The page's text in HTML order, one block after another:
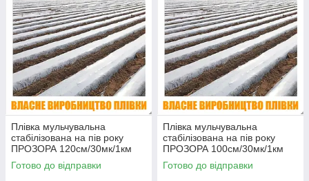
Плівка мульчувальна
стабілізована на пів року
ПРОЗОРА 120см/30мк/1км
Готово до відправки
Плівка мульчувальна
стабілізована на пів року
ПРОЗОРА 100см/30мк/1км
Готово до відправки